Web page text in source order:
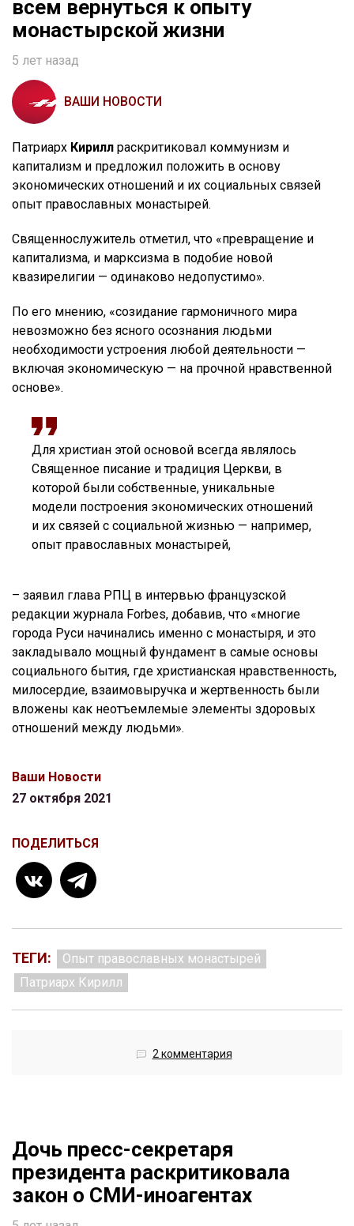
всем вернуться к опыту
монастырской жизни
5 лет назад
ВАШИ НОВОСТИ
Патриарх Кирилл раскритиковал коммунизм и
капитализм и предложил положить в основу
экономических отношений и их социальных связей
опыт православных монастырей.
Священнослужитель отметил, что «превращение и
капитализма, и марксизма в подобие новой
квазирелигии — одинаково недопустимо».
По его мнению, «созидание гармоничного мира
невозможно без ясного осознания людьми
необходимости устроения любой деятельности —
включая экономическую — на прочной нравственной
основе».
Для христиан этой основой всегда являлось
Священное писание и традиция Церкви, в
которой были собственные, уникальные
модели построения экономических отношений
и их связей с социальной жизнью — например,
опыт православных монастырей,
– заявил глава РПЦ в интервью французской
редакции журнала Forbes, добавив, что «многие
города Руси начинались именно с монастыря, и это
закладывало мощный фундамент в самые основы
социального бытия, где христианская нравственность,
милосердие, взаимовыручка и жертвенность были
вложены как неотъемлемые элементы здоровых
отношений между людьми».
Ваши Новости
27 октября 2021
ПОДЕЛИТЬСЯ
ТЕГИ:
Опыт православных монастырей
Патриарх Кирилл
2 комментария
Дочь пресс-секретаря
президента раскритиковала
закон о СМИ-иноагентах